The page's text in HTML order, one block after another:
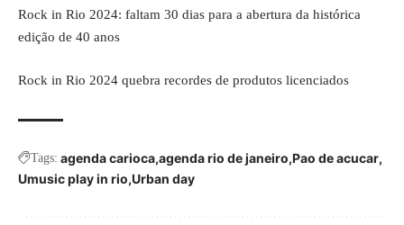
Rock in Rio 2024: faltam 30 dias para a abertura da histórica
edição de 40 anos
Rock in Rio 2024 quebra recordes de produtos licenciados
Tags: agenda carioca agenda rio de janeiro Pao de acucar
Umusic play in rio Urban day